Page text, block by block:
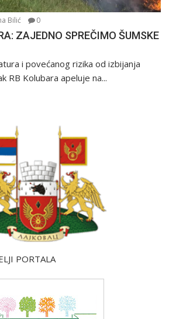
Bilić 0
ZAJEDNO SPREČIMO ŠUMSKE
i povećanog rizika od izbijanja
RB Kolubara apeluje na...
PORTALA